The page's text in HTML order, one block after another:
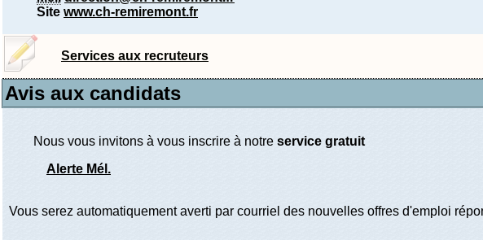
Site www.ch-remiremont.fr
Services aux recruteurs
Avis aux candidats
Nous vous invitons à vous inscrire à notre service gratuit
Alerte Mél.
Vous serez automatiquement averti par courriel des nouvelles offres d'emploi